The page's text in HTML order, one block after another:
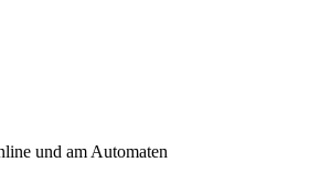
und am Automaten